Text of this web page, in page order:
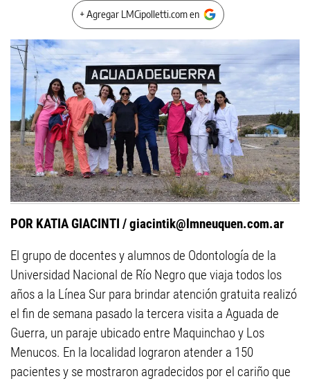
+ Agregar LMCipolletti.com en
POR KATIA GIACINTI /giacintik@lmneuquen.com.ar
El grupo de docentes y alumnos de Odontología de la
Universidad Nacional de Río Negro que viaja todos los
años a la Línea Sur para brindar atención gratuita realizó
el fin de semana pasado la tercera visita a Aguada de
Guerra, un paraje ubicado entre Maquinchao y Los
Menucos. En la localidad lograron atender a 150
pacientes y se mostraron agradecidos por el cariño que